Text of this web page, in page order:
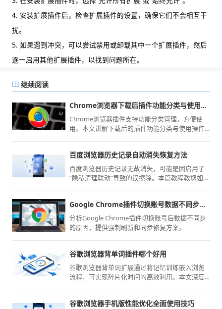
4. 安装扩展插件后，检查扩展插件的设置，确保它们不会相互干
扰。
5. 如果遇到冲突，可以尝试禁用或卸载其中一个扩展插件，然后
逐一启用其他扩展插件，以找到问题所在。
继续阅读
Chrome浏览器下载后插件功能分类与使用操作方法
Chrome浏览器插件支持功能分类管理，方便使
用。本文讲解下载后的插件功能分类与使用操作
百度浏览器历史记录自动消失恢复方法
百度浏览器历史记录无故消失，可能是因启用了
“隐私清理联动”导致的误擦除。本篇教程教您如何
那段已丢失的浏览轨迹与网页访问足迹。
Google Chrome插件切换账号数据不同步怎么办
分析Google Chrome插件切换账号后数据不同步
的原因，提供强制刷新和同步修复方案。
谷歌浏览器背单词插件哪个好用
谷歌浏览器背单词扩展通过将记忆训练嵌入浏览
流程，可实现碎片化时间的高效利用。本文深度
谷歌浏览器手机版性能优化全面使用技巧